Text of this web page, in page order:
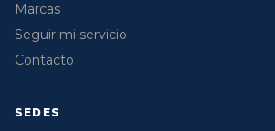
Marcas
Seguir mi servicio
Contacto
SEDES